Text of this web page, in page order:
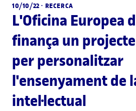
10/10/22 · RECERCA
L'Oficina Europea
finança un projecte
per personalitzar
l'ensenyament de
intel·lectual